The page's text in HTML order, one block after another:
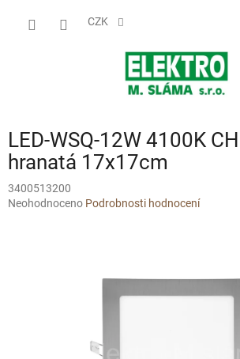
CZK
LED-WSQ-12W 4100K
hranatá 17x17cm
3400513200
Průměrné
Neohodnoceno Podrobnosti hodnocení